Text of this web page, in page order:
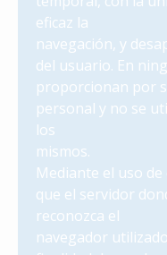
eficaz la
navegación, y
del usuario. En
proporcionan por
personal y no se
los
mismos.
Mediante el uso
que el servidor
reconozca el
navegador